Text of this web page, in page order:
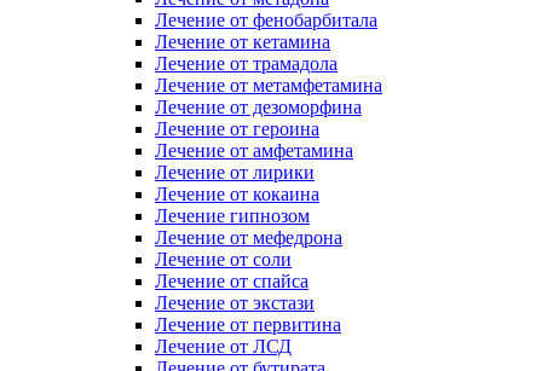
Лечение от фенобарбитала
Лечение от кетамина
Лечение от трамадола
Лечение от метамфетамина
Лечение от дезоморфина
Лечение от героина
Лечение от амфетамина
Лечение от лирики
Лечение от кокаина
Лечение гипнозом
Лечение от мефедрона
Лечение от соли
Лечение от спайса
Лечение от экстази
Лечение от первитина
Лечение от ЛСД